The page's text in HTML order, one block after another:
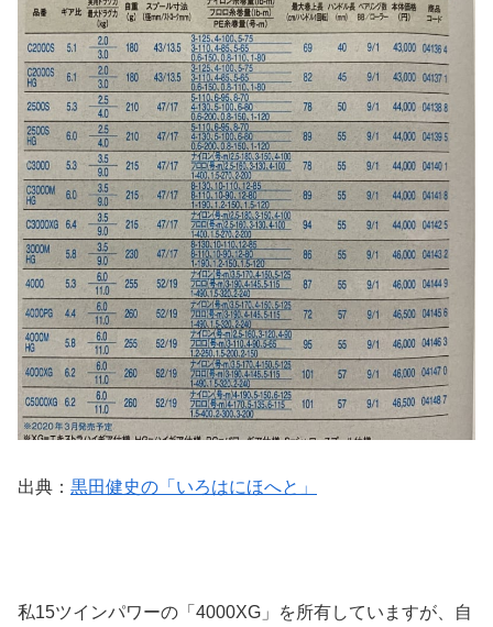
出典： 黒田健史の「いろはにほへと」
私15ツインパワーの「4000XG」を所有していますが、自